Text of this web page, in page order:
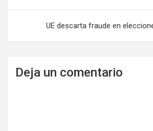
entradas
UE descarta fraude en
Deja un comentario